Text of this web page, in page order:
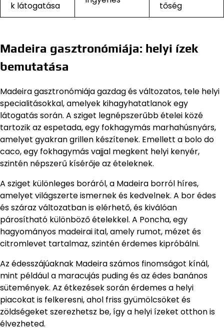
k látogatása tőség
Madeira gasztronómiája: helyi ízek
bemutatása
Madeira gasztronómiája gazdag és változatos, tele helyi
specialitásokkal, amelyek kihagyhatatlanok egy
látogatás során. A sziget legnépszerűbb ételei közé
tartozik az espetada, egy fokhagymás marhahúsnyárs,
amelyet gyakran grillen készítenek. Emellett a bolo do
caco, egy fokhagymás vajjal megkent helyi kenyér,
szintén népszerű kísérője az ételeknek.
A sziget különleges boráról, a Madeira borról híres,
amelyet világszerte ismernek és kedvelnek. A bor édes
és száraz változatban is elérhető, és kiválóan
párosítható különböző ételekkel. A Poncha, egy
hagyományos madeirai ital, amely rumot, mézet és
citromlevet tartalmaz, szintén érdemes kipróbálni.
Az édesszájúaknak Madeira számos finomságot kínál,
mint például a maracujás puding és az édes banános
sütemények. Az étkezések során érdemes a helyi
piacokat is felkeresni, ahol friss gyümölcsöket és
zöldségeket szerezhetsz be, így a helyi ízeket otthon is
élvezheted.